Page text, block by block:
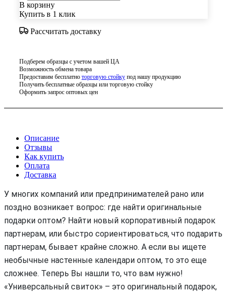
В корзину
Купить в 1 клик
Рассчитать доставку
Подберем образцы с учетом вашей ЦА
Возможность обмена товара
Предоставим бесплатно торговую стойку под нашу продукцию
Получить бесплатные образцы или торговую стойку
Оформить запрос оптовых цен
Описание
Отзывы
Как купить
Оплата
Доставка
У многих компаний или предпринимателей рано или
поздно возникает вопрос: где найти оригинальные
подарки оптом? Найти новый корпоративный подарок
партнерам, или быстро сориентироваться, что подарить
партнерам, бывает крайне сложно. А если вы ищете
необычные настенные календари оптом, то это еще
сложнее. Теперь Вы нашли то, что вам нужно!
«Универсальный свиток» – это оригинальный подарок,